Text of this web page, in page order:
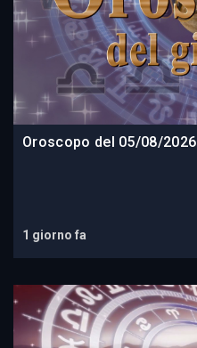
Oroscopo del 05/08/2026
1 giorno fa